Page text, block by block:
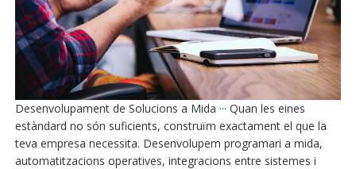
Desenvolupament de Solucions a Mida ··· Quan les eines
estàndard no són suficients, construïm exactament el que la
teva empresa necessita. Desenvolupem programari a mida,
automatitzacions operatives, integracions entre sistemes i